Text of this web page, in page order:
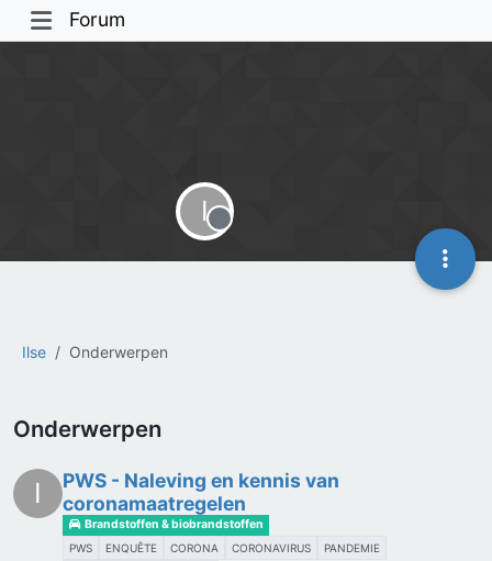
Forum
Ilse Onderwerpen
I
Offline
Onderwerpen
I
PWS - Naleving en kennis van
coronamaatregelen
Brandstoffen & biobrandstoffen
PWS ENQUÊTE CORONA CORONAVIRUS PANDEMIE